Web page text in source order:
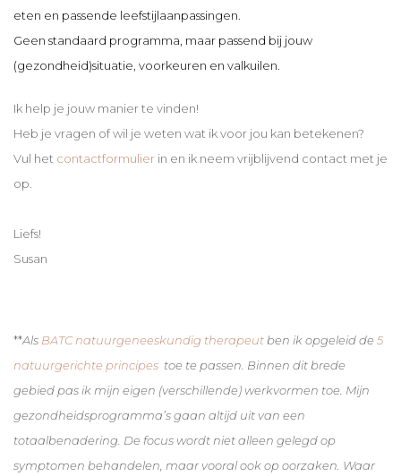
eten en passende leefstijlaanpassingen.
Geen standaard programma, maar passend bij jouw
(gezondheid)situatie, voorkeuren en valkuilen.
Ik help je jouw manier te vinden!
Heb je vragen of wil je weten wat ik voor jou kan betekenen?
Vul het contactformulier in en ik neem vrijblijvend contact met je
op.
Liefs!
Susan
**Als BATC natuurgeneeskundig therapeutben ik opgeleid de 5
natuurgerichte principes toe te passen. Binnen dit brede
gebied pas ik mijn eigen (verschillende) werkvormen toe. Mijn
gezondheidsprogramma’s gaan altijd uit van een
totaalbenadering. De focus wordt niet alleen gelegd op
symptomen behandelen, maar vooral ook op oorzaken. Waar